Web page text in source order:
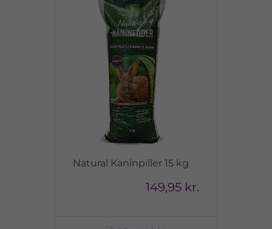
Natural Kaninpiller 15 kg
149,95 kr.